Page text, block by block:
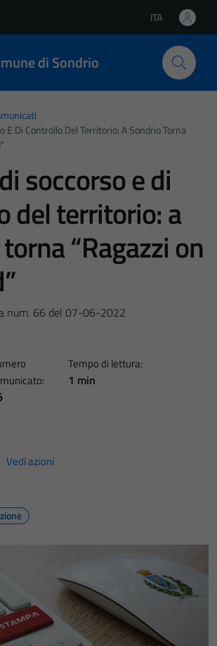
Lingua attiva:
ITA
di Sondrio
E Di Controllo Del Territorio: A Sondrio Torna
soccorso e di
del territorio: a
“Ragazzi on
num. 66 del 07-06-2022
Tempo di lettura:
1 min
Vedi azioni